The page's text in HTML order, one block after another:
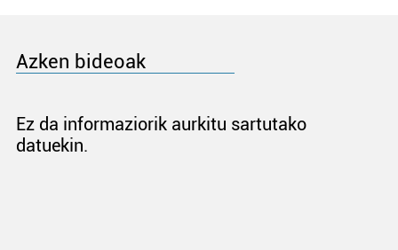
Azken bideoak
Ez da informaziorik aurkitu sartutako
datuekin.